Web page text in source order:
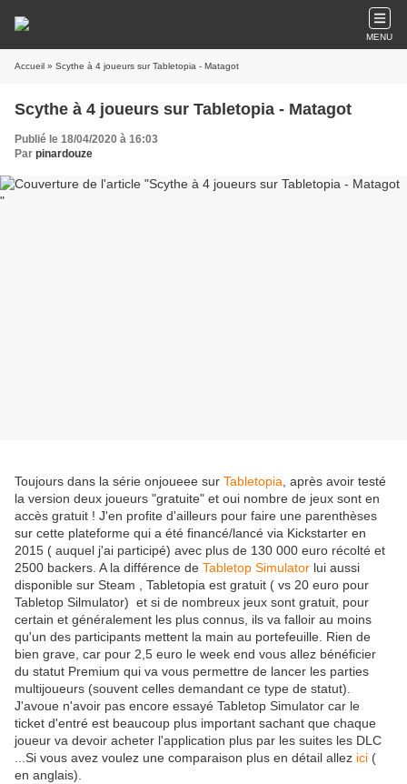
MENU
Accueil » Scythe à 4 joueurs sur Tabletopia - Matagot
Scythe à 4 joueurs sur Tabletopia - Matagot
Publié le 18/04/2020 à 16:03
Par pinardouze
Toujours dans la série onjoueee sur Tabletopia , après avoir testé
la version deux joueurs "gratuite" et oui nombre de jeux sont en
accès gratuit ! J'en profite d'ailleurs pour faire une parenthèses
sur cette plateforme qui a été financé/lancé via Kickstarter en
2015 ( auquel j'ai participé) avec plus de 130 000 euro récolté et
2500 backers. A la différence de Tabletop Simulator lui aussi
disponible sur Steam , Tabletopia est gratuit ( vs 20 euro pour
Tabletop Silmulator) et si de nombreux jeux sont gratuit, pour
certain et généralement les plus connus, ils va falloir au moins
qu'un des participants mettent la main au portefeuille. Rien de
bien grave, car pour 2,5 euro le week end vous allez bénéficier
du statut Premium qui va vous permettre de lancer les parties
multijoueurs (souvent celles demandant ce type de statut).
J'avoue n'avoir pas encore essayé Tabletop Simulator car le
ticket d'entré est beaucoup plus important sachant que chaque
joueur va devoir acheter l'application plus par les suites les DLC
...Si vous avez voulez une comparaison plus en détail allez ici (
en anglais).